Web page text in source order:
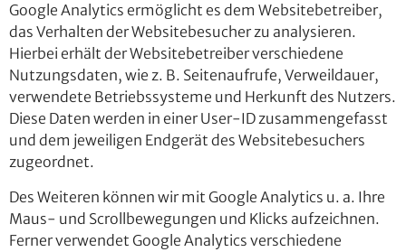
Google Analytics ermöglicht es dem Websitebetreiber,
das Verhalten der Websitebesucher zu analysieren.
Hierbei erhält der Websitebetreiber verschiedene
Nutzungsdaten, wie z. B. Seitenaufrufe, Verweildauer,
verwendete Betriebssysteme und Herkunft des Nutzers.
Diese Daten werden in einer User-ID zusammengefasst
und dem jeweiligen Endgerät des Websitebesuchers
zugeordnet.
Des Weiteren können wir mit Google Analytics u. a. Ihre
Maus- und Scrollbewegungen und Klicks aufzeichnen.
Ferner verwendet Google Analytics verschiedene